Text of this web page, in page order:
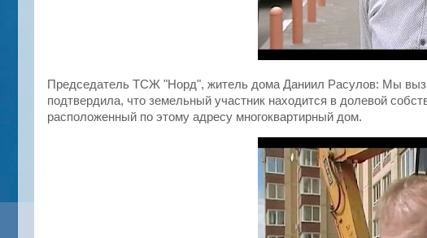
Председатель ТСЖ "Норд", житель дома Даниил Расулов: Мы
подтвердила, что земельный участник находится в долевой
расположенный по этому адресу многоквартирный дом.